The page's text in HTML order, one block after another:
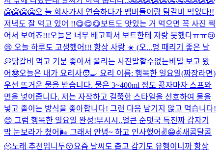
🥶🥶🥶🥶오 늘 회사가서 연습하다가 멤버들이랑 닭갈비 먹었다!!
저녁도 잘 먹고 있어 !!😋😋😋보트도 맛있는 거 먹으면 꼭 사진 찍
어서 보여죠!!!오늘은 너무 배고파서 보트한테 자랑 못했다ㅠㅠ😢
😢 오늘 하루도 고생했어!!! 항상 사랑 ☀️ (오...멍 때리기 좋은 날
💭닭갈비 먹고 기분 좋아서 올리는 사진말할수없는비밀 보고 왔
어🤓오늘은 내가 요리사🧑‍🍳 요리 이름: 행복한 일요일(짜장라면)
우선 뜨거운 물을 받습니다. 물은 3~400ml 정도 끓자마자 스프와
면을 넣어줍니다. 저는 자작하고 걸쭉한 스타일을 선호하여 물을
넣고 졸이는 방식을 좋아합니다! 그런 다음 남기지 않고 먹습니다!
😊 그럼 행복한 일요일 완성!부시시..얼큰 순댓국 특진짜 갑자기
막 눈보라가 쳤어🌬️ 그래서 안녕~ 하고 인사했어✌️😁✌️새콤달콤
🫠노래 추천입니두😚요즘 날씨도 춥고 감기도 유행이니까 항상